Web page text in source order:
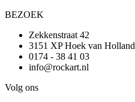
BEZOEK
Zekkenstraat 42
3151 XP Hoek van Holland
0174 - 38 41 03
info@rockart.nl
Volg ons